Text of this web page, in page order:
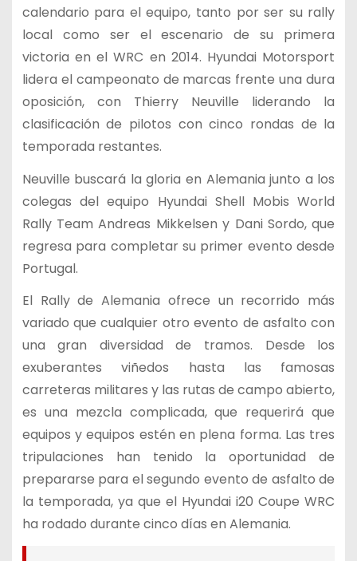
calendario para el equipo, tanto por ser su rally
local como ser el escenario de su primera
victoria en el WRC en 2014. Hyundai Motorsport
lidera el campeonato de marcas frente una dura
oposición, con Thierry Neuville liderando la
clasificación de pilotos con cinco rondas de la
temporada restantes.
Neuville buscará la gloria en Alemania junto a los
colegas del equipo Hyundai Shell Mobis World
Rally Team Andreas Mikkelsen y Dani Sordo, que
regresa para completar su primer evento desde
Portugal.
El Rally de Alemania ofrece un recorrido más
variado que cualquier otro evento de asfalto con
una gran diversidad de tramos. Desde los
exuberantes viñedos hasta las famosas
carreteras militares y las rutas de campo abierto,
es una mezcla complicada, que requerirá que
equipos y equipos estén en plena forma. Las tres
tripulaciones han tenido la oportunidad de
prepararse para el segundo evento de asfalto de
la temporada, ya que el Hyundai i20 Coupe WRC
ha rodado durante cinco días en Alemania.